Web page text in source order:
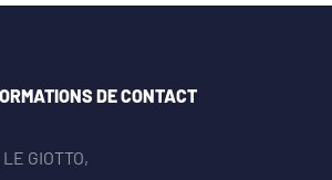
DE CONTACT
GIOTTO,